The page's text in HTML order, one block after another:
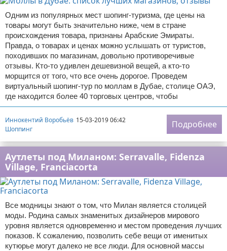
Одним из популярных мест шопинг-туризма, где цены на
товары могут быть значительно ниже, чем в стране
происхождения товара, признаны Арабские Эмираты.
Правда, о товарах и ценах можно услышать от туристов,
походивших по магазинам, довольно противоречивые
отзывы. Кто-то удивлен дешевизной вещей, а кто-то
морщится от того, что все очень дорогое. Проведем
виртуальный шопинг-тур по моллам в Дубае, столице ОАЭ,
где находится более 40 торговых центров, чтобы
Иннокентий Воробьёв 15-03-2019 06:42
Шоппинг
Подробнее
Аутлеты под Миланом: Serravalle, Fidenza
Village, Franciacorta
Все модницы знают о том, что Милан является столицей
моды. Родина самых знаменитых дизайнеров мирового
уровня является одновременно и местом проведения лучших
показов. К сожалению, позволить себе вещи от именитых
кутюрье могут далеко не все люди. Для основной массы